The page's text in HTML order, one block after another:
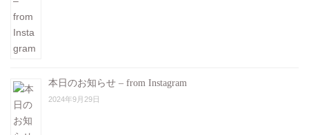
本日のお知らせ – from Instagram
2024年9月29日